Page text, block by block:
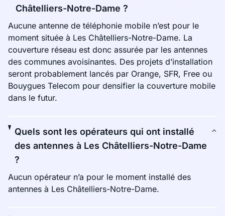
Châtelliers-Notre-Dame ?
Aucune antenne de téléphonie mobile n’est pour le
moment située à Les Châtelliers-Notre-Dame. La
couverture réseau est donc assurée par les antennes
des communes avoisinantes. Des projets d’installation
seront probablement lancés par Orange, SFR, Free ou
Bouygues Telecom pour densifier la couverture mobile
dans le futur.
Quels sont les opérateurs qui ont installé
des antennes à Les Châtelliers-Notre-Dame
?
Aucun opérateur n’a pour le moment installé des
antennes à Les Châtelliers-Notre-Dame.